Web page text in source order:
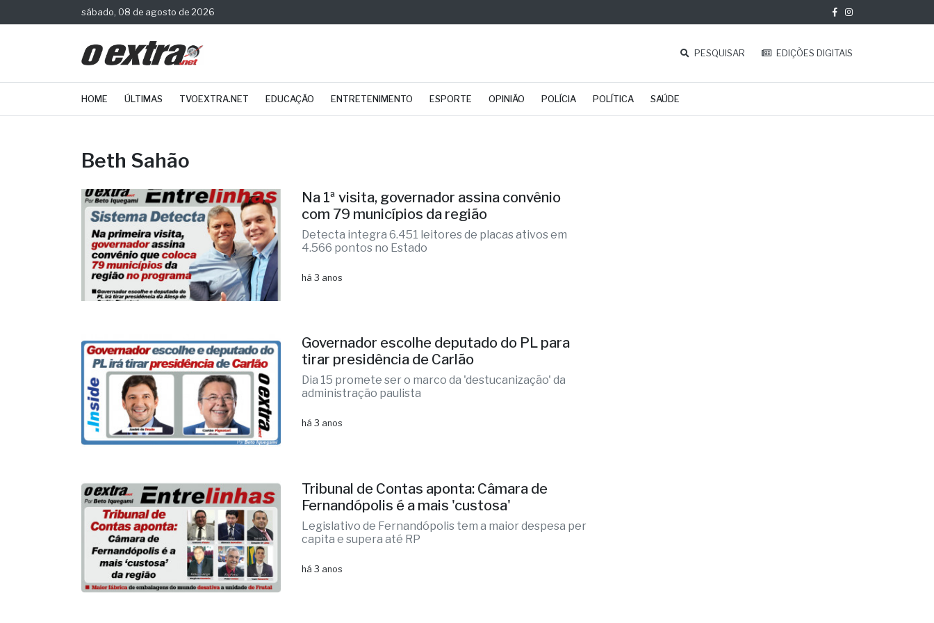
sábado, 08 de agosto de 2026
PESQUISAR EDIÇÕES DIGITAIS
HOME ÚLTIMAS TVOEXTRA.NET EDUCAÇÃO ENTRETENIMENTO ESPORTE OPINIÃO POLÍCIA POLÍTICA SAÚDE
Beth Sahão
Na 1ª visita, governador assina convênio
com 79 municípios da região
Detecta integra 6.451 leitores de placas ativos em
4.566 pontos no Estado
há 3 anos
Governador escolhe deputado do PL para
tirar presidência de Carlão
Dia 15 promete ser o marco da 'destucanização' da
administração paulista
há 3 anos
Tribunal de Contas aponta: Câmara de
Fernandópolis é a mais 'custosa'
Legislativo de Fernandópolis tem a maior despesa per
capita e supera até RP
há 3 anos